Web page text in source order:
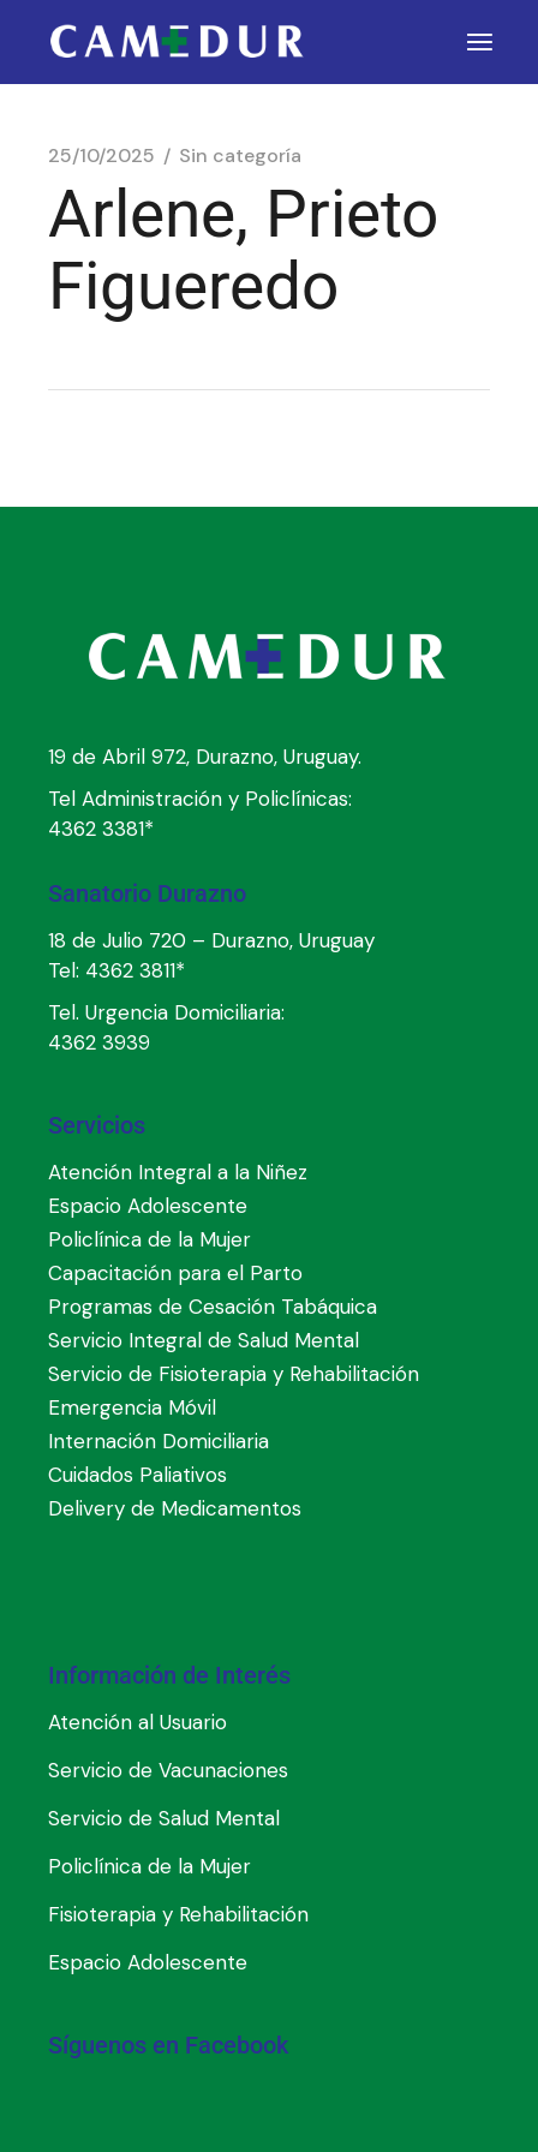
25/10/2025 Sin categoría
Arlene, Prieto
Figueredo
19 de Abril 972, Durazno, Uruguay.
Tel Administración y Policlínicas:
4362 3381*
Sanatorio Durazno
18 de Julio 720 – Durazno, Uruguay
Tel: 4362 3811*
Tel. Urgencia Domiciliaria:
4362 3939
Servicios
Atención Integral a la Niñez
Espacio Adolescente
Policlínica de la Mujer
Capacitación para el Parto
Programas de Cesación Tabáquica
Servicio Integral de Salud Mental
Servicio de Fisioterapia y Rehabilitación
Emergencia Móvil
Internación Domiciliaria
Cuidados Paliativos
Delivery de Medicamentos
Información de Interés
Atención al Usuario
Servicio de Vacunaciones
Servicio de Salud Mental
Policlínica de la Mujer
Fisioterapia y Rehabilitación
Espacio Adolescente
Síguenos en Facebook